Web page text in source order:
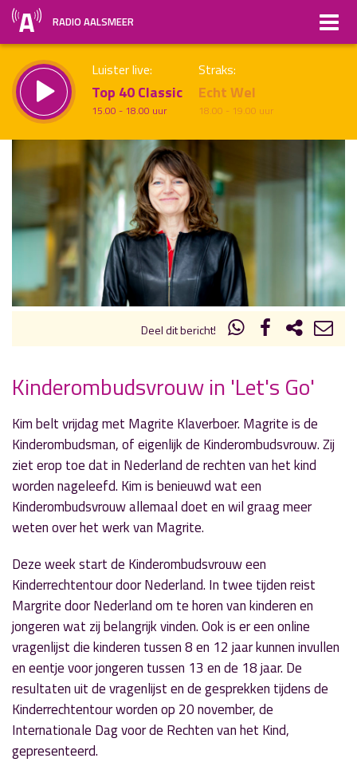
RADIO AALSMEER
Luister live:
Top 40 Classic
15.00 - 18.00 uur
Straks:
Echt Wel
18.00 - 19.00 uur
uur 1 van x Volgend uur
Inklappen
Deel dit bericht!
« Vorig nieuwsbericht
'R.A.P.' ontvangt College van B&W
» Volgend nieuwsbericht
‘Zimmer Frei’ met YEZPR
1 oktober 2018
Kinderombudsvrouw in 'Let's Go'
Kim belt vrijdag met Magrite Klaverboer. Magrite is de
Kinderombudsman, of eigenlijk de Kinderombudsvrouw. Zij
ziet erop toe dat in Nederland de rechten van het kind
worden nageleefd. Kim is benieuwd wat een
Kinderombudsvrouw allemaal doet en wil graag meer
weten over het werk van Magrite.
Deze week start de Kinderombudsvrouw een
Kinderrechtentour door Nederland. In twee tijden reist
Margrite door Nederland om te horen van kinderen en
jongeren wat zij belangrijk vinden. Ook is er een online
vragenlijst die kinderen tussen 8 en 12 jaar kunnen invullen
en eentje voor jongeren tussen 13 en de 18 jaar. De
resultaten uit de vragenlijst en de gesprekken tijdens de
Kinderrechtentour worden op 20 november, de
Internationale Dag voor de Rechten van het Kind,
gepresenteerd.